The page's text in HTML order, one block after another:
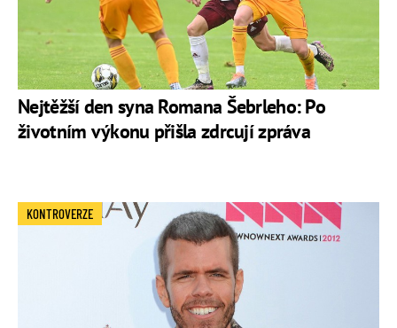
Nejtěžší den syna Romana Šebrleho: Po
životním výkonu přišla zdrcují zpráva
KONTROVERZE